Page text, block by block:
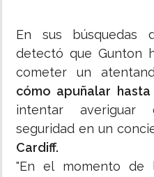
En sus búsquedas
detectó que Gunton
cometer un
cómo apuñalar
intentar averiguar
seguridad en un
Cardiff.
"En el momento de